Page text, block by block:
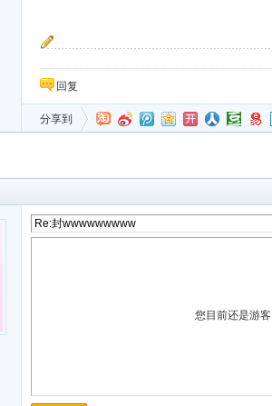
“按预定计划，岁寒只能把大家送到这里，她
回复
分享到
您目前还是游